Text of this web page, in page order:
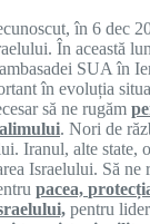
în 6 dec
În această
SUA în
în evoluția
să ne rugăm
. Nori de
Iranul, alte state,
Israelului. Să ne
pacea,
pentru